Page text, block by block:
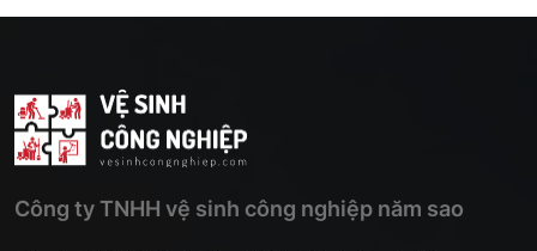
Công ty TNHH vệ sinh công nghiệp năm sao